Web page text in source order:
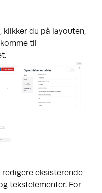
klikker du på layouten,
til
eksisterende
tekstelementer. For